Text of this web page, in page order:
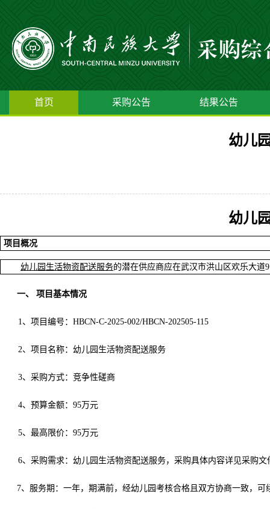
首页 采购公告 结果公告
幼儿
幼儿
项目概况
幼儿园生活物资配送服务的潜在供应商应在武汉市洪山区欢乐大道
一、 项目基本情况
1、项目编号： HBCN-C-2025-002/HBCN-202505-115
2、项目名称：幼儿园生活物资配送服务
3、采购方式：竞争性磋商
4、预算金额： 95万元
5、最高限价： 95万元
6、采购需求：幼儿园生活物资配送服务， 采购具体内容详见采购文
7、服务期：一年，期满前，经幼儿园考核合格且双方协商一致，